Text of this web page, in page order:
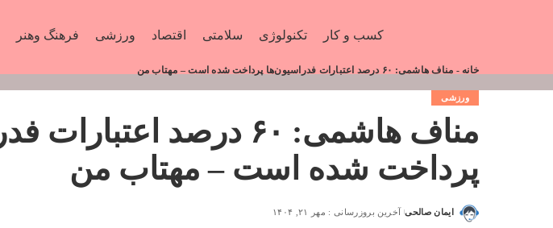
کسب و کار تکنولوژی سلامتی اقتصاد ورزشی فرهنگ وهنر
خانه - مناف هاشمی: ۶۰ درصد اعتبارات فدراسیون‌ها پرداخت شده است – مهتاب من
ورزشی
مناف هاشمی: ۶۰ درصد
پرداخت شده است – مهتاب من
ایمان صالحی آخرین بروزرسانی : مهر ۲۱, ۱۴۰۴